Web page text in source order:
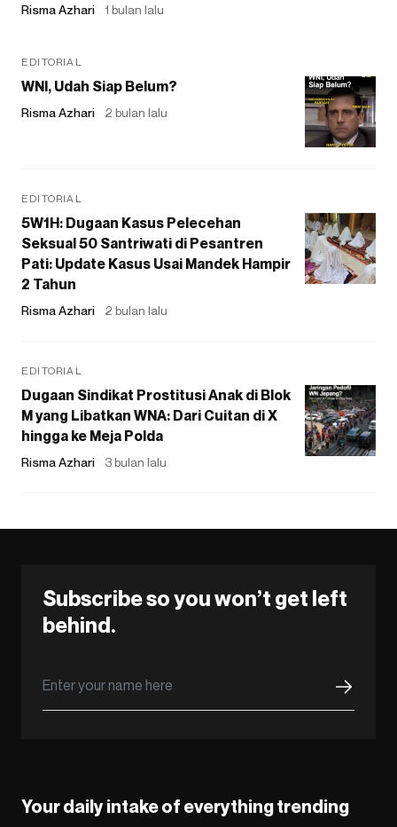
Risma Azhari 1 bulan lalu
EDITORIAL
WNI, Udah Siap Belum?
Risma Azhari 2 bulan lalu
EDITORIAL
5W1H: Dugaan Kasus Pelecehan
Seksual 50 Santriwati di Pesantren
Pati: Update Kasus Usai Mandek Hampir
2 Tahun
Risma Azhari 2 bulan lalu
EDITORIAL
Dugaan Sindikat Prostitusi Anak di Blok
M yang Libatkan WNA: Dari Cuitan di X
hingga ke Meja Polda
Risma Azhari 3 bulan lalu
Subscribe so you won’t get left
behind.
Your daily intake of everything trending